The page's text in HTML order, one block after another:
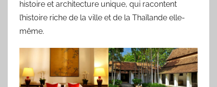
histoire et architecture unique, qui racontent
l’histoire riche de la ville et de la Thaïlande elle-
même.